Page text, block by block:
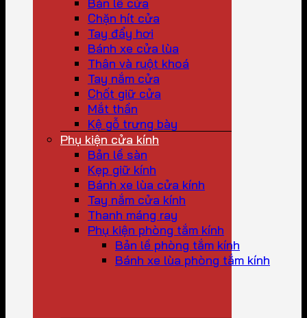
Chặn hít cửa
Tay đẩy hơi
Bánh xe cửa lùa
Thân và ruột khoá
Tay nắm cửa
Chốt giữ cửa
Mắt thần
Kệ gỗ trưng bày
Phụ kiện cửa kính
Bản lề sàn
Kẹp giữ kính
Bánh xe lùa cửa kính
Tay nắm cửa kính
Thanh máng ray
Phụ kiện phòng tắm kính
Bản lề phòng tắm kính
Bánh xe lùa phòng tắm kính